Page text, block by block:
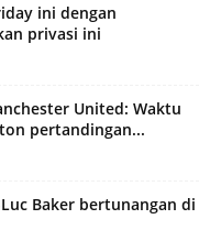
ini dengan
privasi ini
United: Waktu
pertandingan...
Baker bertunangan di